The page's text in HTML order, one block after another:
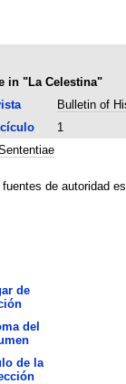
in "La Celestina"
Bulletin of
1
de autoridad
de
del
de la